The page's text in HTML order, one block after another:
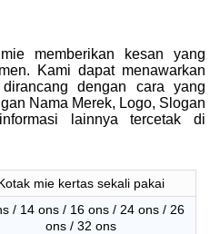
memberikan kesan yang
Kami dapat menawarkan
dengan cara yang
Nama Merek, Logo, Slogan
lainnya tercetak di
mie kertas sekali pakai
/ 14 ons / 16 ons / 24 ons / 26
ons / 32 ons